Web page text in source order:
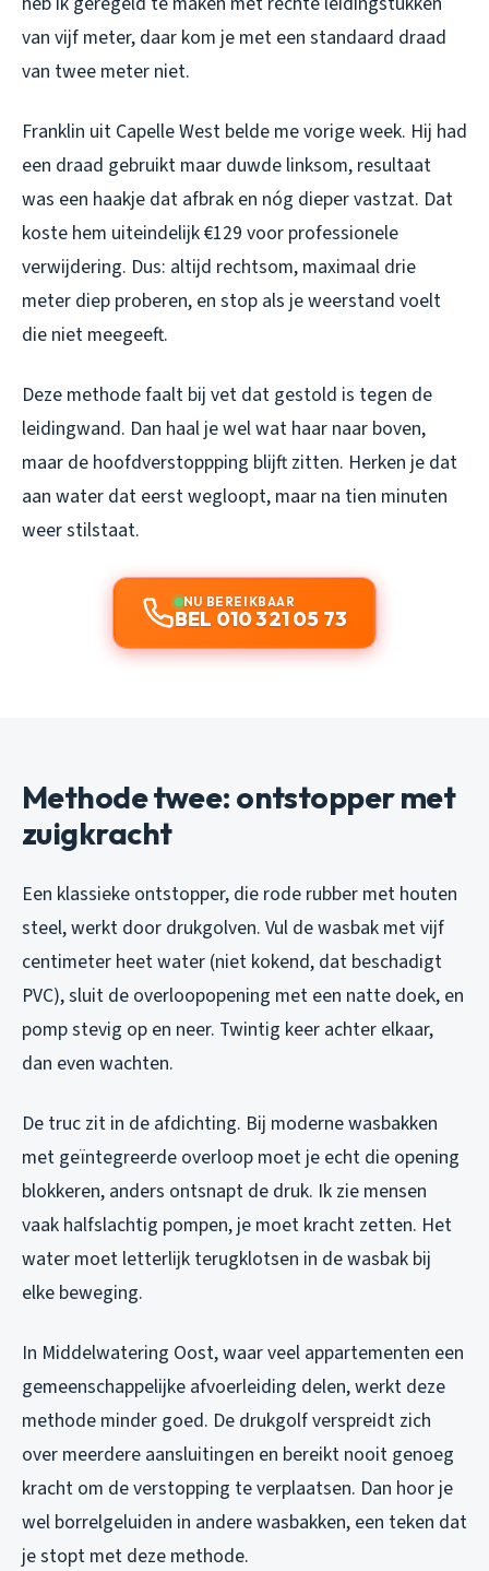
van vijf meter, daar kom je met een standaard draad
van twee meter niet.
Franklin uit Capelle West belde me vorige week. Hij had
een draad gebruikt maar duwde linksom, resultaat
was een haakje dat afbrak en nóg dieper vastzat. Dat
koste hem uiteindelijk €129 voor professionele
verwijdering. Dus: altijd rechtsom, maximaal drie
meter diep proberen, en stop als je weerstand voelt
die niet meegeeft.
Deze methode faalt bij vet dat gestold is tegen de
leidingwand. Dan haal je wel wat haar naar boven,
maar de hoofdverstoppping blijft zitten. Herken je dat
aan water dat eerst wegloopt, maar na tien minuten
weer stilstaat.
NU BEREIKBAAR
BEL 010 321 05 73
Methode twee: ontstopper met
zuigkracht
Een klassieke ontstopper, die rode rubber met houten
steel, werkt door drukgolven. Vul de wasbak met vijf
centimeter heet water (niet kokend, dat beschadigt
PVC), sluit de overloopopening met een natte doek, en
pomp stevig op en neer. Twintig keer achter elkaar,
dan even wachten.
De truc zit in de afdichting. Bij moderne wasbakken
met geïntegreerde overloop moet je echt die opening
blokkeren, anders ontsnapt de druk. Ik zie mensen
vaak halfslachtig pompen, je moet kracht zetten. Het
water moet letterlijk terugklotsen in de wasbak bij
elke beweging.
In Middelwatering Oost, waar veel appartementen een
gemeenschappelijke afvoerleiding delen, werkt deze
methode minder goed. De drukgolf verspreidt zich
over meerdere aansluitingen en bereikt nooit genoeg
kracht om de verstopping te verplaatsen. Dan hoor je
wel borrelgeluiden in andere wasbakken, een teken dat
je stopt met deze methode.